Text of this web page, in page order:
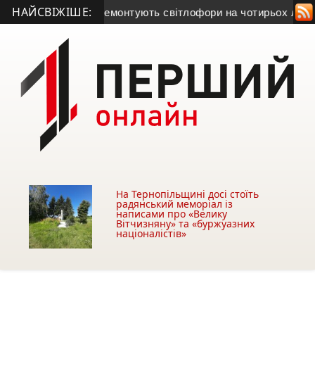
НАЙСВІЖІШЕ:
капітально відремонтують світлофори на чотирьох
На Тернопільщині досі стоїть
радянський меморіал із
написами про «Велику
Вітчизняну» та «буржуазних
націоналістів»